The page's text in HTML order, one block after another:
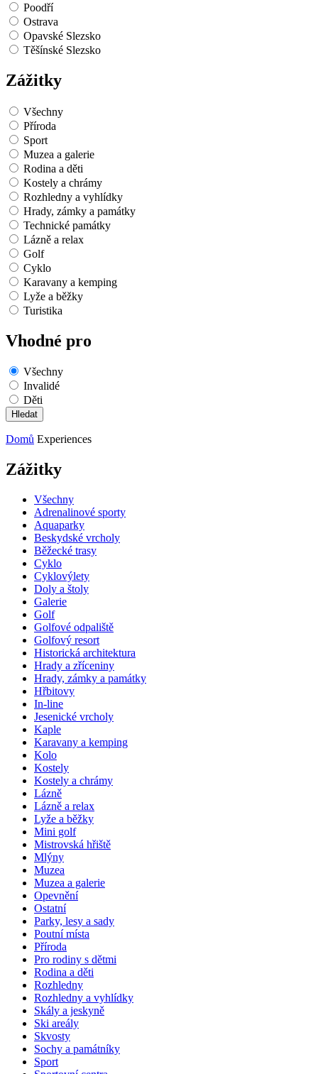
Poodří
Ostrava
Opavské Slezsko
Těšínské Slezsko
Zážitky
Všechny
Příroda
Sport
Muzea a galerie
Rodina a děti
Kostely a chrámy
Rozhledny a vyhlídky
Hrady, zámky a památky
Technické památky
Lázně a relax
Golf
Cyklo
Karavany a kemping
Lyže a běžky
Turistika
Vhodné pro
Všechny
Invalidé
Děti
Domů Experiences
Zážitky
Všechny
Adrenalinové sporty
Aquaparky
Beskydské vrcholy
Běžecké trasy
Cyklo
Cyklovýlety
Doly a štoly
Galerie
Golf
Golfové odpaliště
Golfový resort
Historická architektura
Hrady a zříceniny
Hrady, zámky a památky
Hřbitovy
In-line
Jesenické vrcholy
Kaple
Karavany a kemping
Kolo
Kostely
Kostely a chrámy
Lázně
Lázně a relax
Lyže a běžky
Mini golf
Mistrovská hřiště
Mlýny
Muzea
Muzea a galerie
Opevnění
Ostatní
Parky, lesy a sady
Poutní místa
Příroda
Pro rodiny s dětmi
Rodina a děti
Rozhledny
Rozhledny a vyhlídky
Skály a jeskyně
Ski areály
Skvosty
Sochy a památníky
Sport